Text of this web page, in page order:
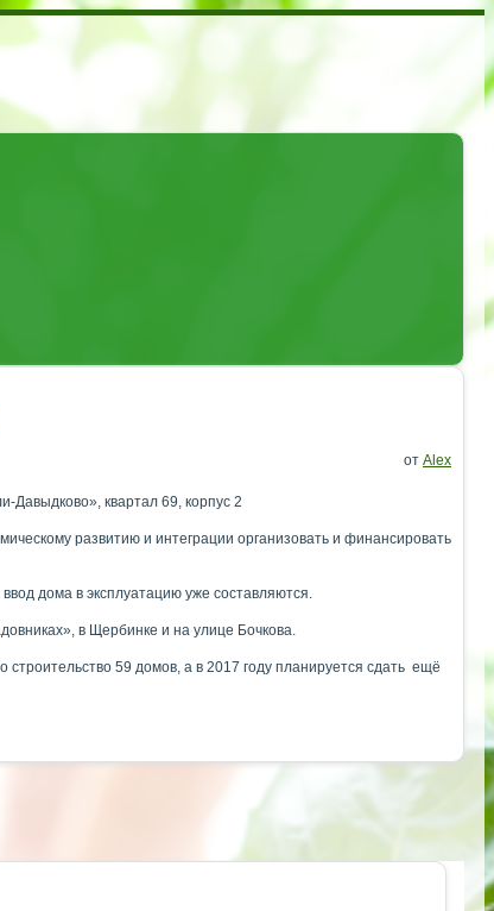
от Alex
Давыдково», квартал 69, корпус 2
развитию и интеграции организовать и финансировать
дома в эксплуатацию уже составляются.
в Щербинке и на улице Бочкова.
59 домов, а в 2017 году планируется сдать ещё